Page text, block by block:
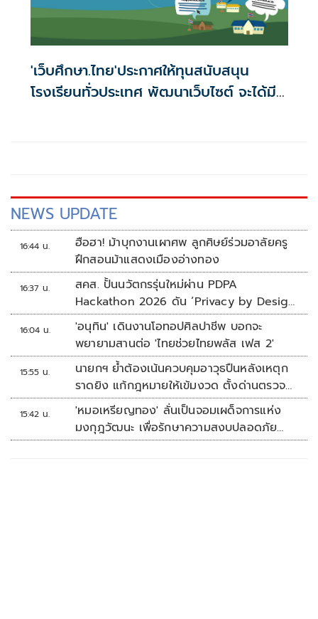
'เว็บศึกษา.ไทย'ประกาศให้ทุนสนับสนุน
โรงเรียนทั่วประเทศ พัฒนาเว็บไซต์ จะได้มี
NEWS UPDATE
16:44 น.
ฮือฮา! ม้าบุกงานเผาศพ ลูกศิษย์ร่วมอาลัยครู
ฝึกสอนม้าแสดงเมืองอ่างทอง
16:37 น.
สคส. ปั้นนวัตกรรุ่นใหม่ผ่าน PDPA
Hackathon 2026 ดัน ‘Privacy by Design
for all’ สู่โซลูชันคุ้มครองข้อมูลส่วนบุคคลที่
ใช้ได้จริง
16:04 น.
'อนุทิน' เดินงานโอทอปศิลปาชีพ บอกจะ
พยายามสานต่อ 'ไทยช่วยไทยพลัส เฟส 2'
15:55 น.
นายกฯ ย้ำต้องเน้นควบคุมอาวุธปืนหลังเหตุก
ราดยิง แก้กฎหมายให้เข้มงวด ตั้งด่านตรวจ
เพิ่ม
15:42 น.
'หมอเหรียญทอง' ลั่นเป็นจอมเผด็จการแห่ง
มงกุฎวัฒนะ เพื่อรักษาความสงบปลอดภัย
ภายในรพ.